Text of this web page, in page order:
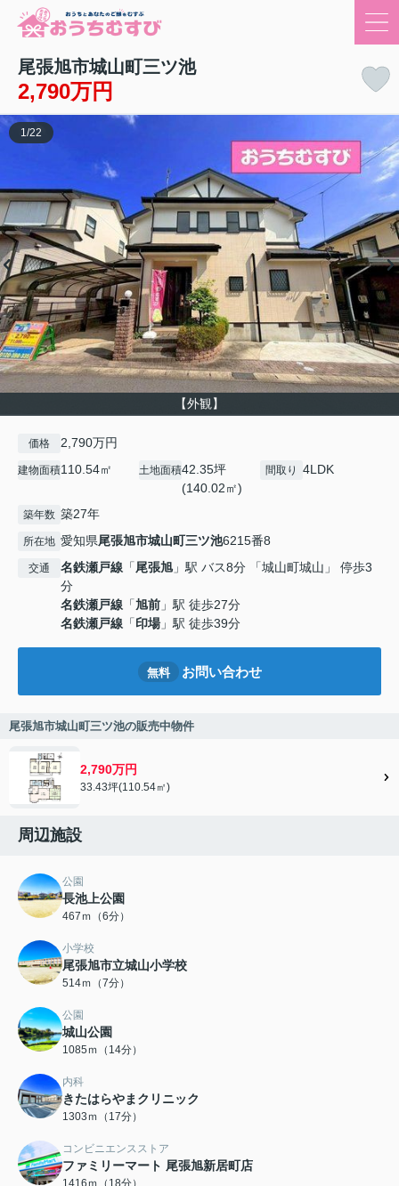
尾張旭市城山町三ツ池
2,790万円
【外観】
1/22
価格 2,790万円
建物面積110.54㎡ 土地面積42.35坪
(140.02㎡)
間取り 4LDK
築年数 築27年
所在地 愛知県尾張旭市城山町三ツ池6215番8
交通 名鉄瀬戸線 「尾張旭 」駅 バス8分 「城山町城山」 停歩3
分
名鉄瀬戸線 「旭前 」駅 徒歩27分
名鉄瀬戸線 「印場」駅 徒歩39分
無料 お問い合わせ
尾張旭市城山町三ツ池の販売中物件
2,790万円
33.43坪(110.54㎡)
周辺施設
公園
長池上公園
467ｍ（6分）
小学校
尾張旭市立城山小学校
514ｍ（7分）
公園
城山公園
1085ｍ（14分）
内科
きたはらやまクリニック
1303ｍ（17分）
コンビニエンスストア
ファミリーマート 尾張旭新居町店